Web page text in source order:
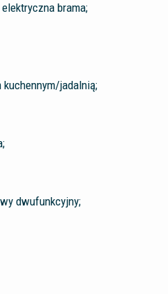
brama;
kuchennym/jadalnią;
dwufunkcyjny;